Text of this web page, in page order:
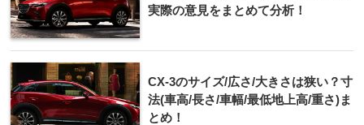
実際の意見をまとめて分析！
CX-3のサイズ/広さ/大きさは狭い？寸
法(車高/長さ/車幅/最低地上高/重さ)ま
とめ！